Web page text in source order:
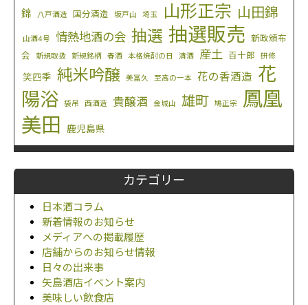
錦
八戸酒造 国分酒造 坂戸山 埼玉 山形正宗 山田錦
山酒4号 情熱地酒の会 抽選 抽選販売 新政頒布
会
新規取扱 新規銘柄 春酒 本格焼酎の日 清酒 産土 百十郎 研修
笑四季 純米吟醸 美冨久 至高の一本 花の香酒造 花
陽浴
袋吊 西酒造 貴醸酒 金城山 雄町 鳩正宗
鳳凰
美田
鹿児島県
カテゴリー
日本酒コラム
新着情報のお知らせ
メディアへの掲載履歴
店舗からのお知らせ情報
日々の出来事
矢島酒店イベント案内
美味しい飲食店